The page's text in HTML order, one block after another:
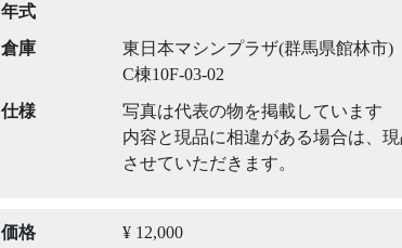
年式
倉庫
東日本マシンプラザ(群馬県館林市)
C棟10F-03-02
仕様
写真は代表の物を掲載しています
内容と現品に相違がある場合は、
させていただきます。
価格 ¥ 12,000